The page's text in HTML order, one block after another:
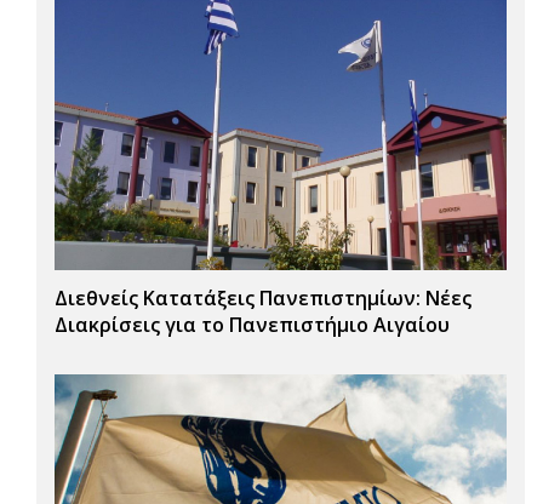
Διεθνείς Κατατάξεις Πανεπιστημίων: Νέες
Διακρίσεις για το Πανεπιστήμιο Αιγαίου